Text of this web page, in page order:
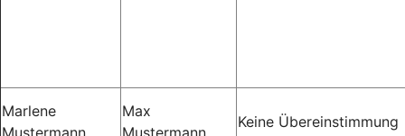
Marlene
Mustermann
Max
Mustermann
Keine Übereinstimmung